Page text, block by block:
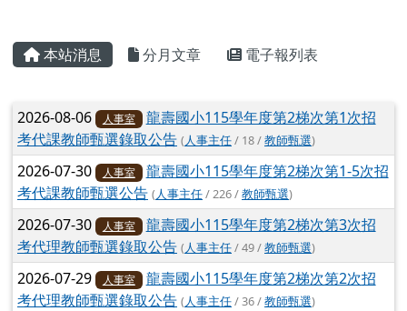
主內容區域
本站消息 分月文章 電子報列表
文章列表
2026-08-06 人事室
龍壽國小115學年度第2梯次第1次招
考代課教師甄選錄取公告 (人事主任/ 18 /教師甄選)
2026-07-30 人事室
龍壽國小115學年度第2梯次第1-5次招
考代課教師甄選公告 (人事主任/ 226 /教師甄選)
2026-07-30 人事室
龍壽國小115學年度第2梯次第3次招
考代理教師甄選錄取公告 (人事主任/ 49 /教師甄選)
2026-07-29 人事室
龍壽國小115學年度第2梯次第2次招
考代理教師甄選錄取公告 (人事主任/ 36 /教師甄選)